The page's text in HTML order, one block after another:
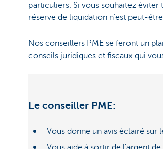
particuliers. Si vous souhaitez
réserve de liquidation n’est peut-
Nos conseillers PME se feront un
conseils juridiques et fiscaux qui
Le conseiller PME:
Vous donne un avis éclairé sur